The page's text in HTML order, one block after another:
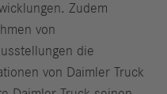
Zudem
von
die
von Daimler Truck